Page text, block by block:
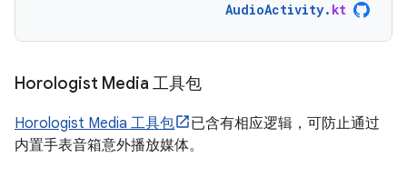
AudioActivity. kt
Horologist Media 工具包
Horologist Media 工具包
已含有相应逻辑，可防止通过
内置手表音箱意外播放媒体。